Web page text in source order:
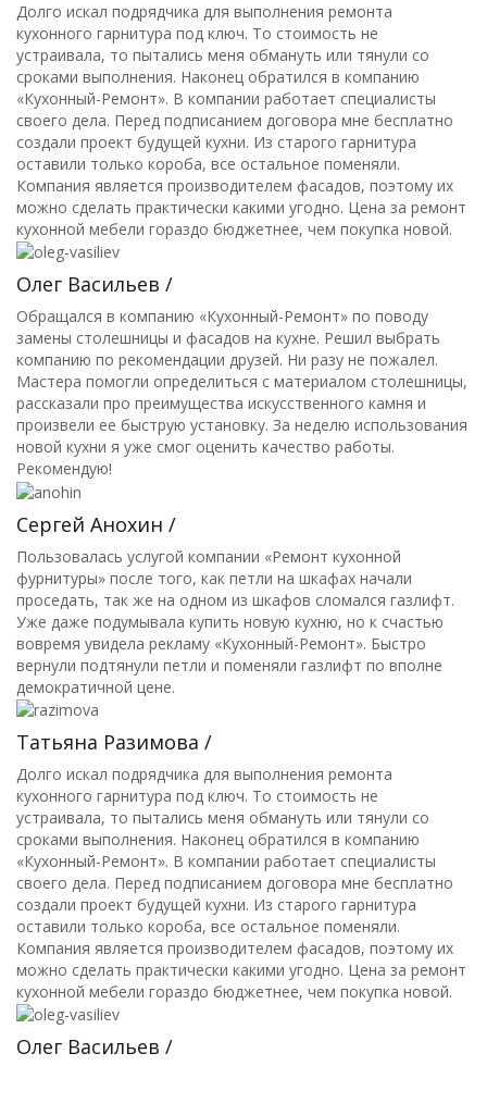
Долго искал подрядчика для выполнения ремонта
кухонного гарнитура под ключ. То стоимость не
устраивала, то пытались меня обмануть или тянули со
сроками выполнения. Наконец обратился в компанию
«Кухонный-Ремонт». В компании работает специалисты
своего дела. Перед подписанием договора мне бесплатно
создали проект будущей кухни. Из старого гарнитура
оставили только короба, все остальное поменяли.
Компания является производителем фасадов, поэтому их
можно сделать практически какими угодно. Цена за ремонт
кухонной мебели гораздо бюджетнее, чем покупка новой.
Олег Васильев /
Обращался в компанию «Кухонный-Ремонт» по поводу
замены столешницы и фасадов на кухне. Решил выбрать
компанию по рекомендации друзей. Ни разу не пожалел.
Мастера помогли определиться с материалом столешницы,
рассказали про преимущества искусственного камня и
произвели ее быструю установку. За неделю использования
новой кухни я уже смог оценить качество работы.
Рекомендую!
Сергей Анохин /
Пользовалась услугой компании «Ремонт кухонной
фурнитуры» после того, как петли на шкафах начали
проседать, так же на одном из шкафов сломался газлифт.
Уже даже подумывала купить новую кухню, но к счастью
вовремя увидела рекламу «Кухонный-Ремонт». Быстро
вернули подтянули петли и поменяли газлифт по вполне
демократичной цене.
Татьяна Разимова /
Долго искал подрядчика для выполнения ремонта
кухонного гарнитура под ключ. То стоимость не
устраивала, то пытались меня обмануть или тянули со
сроками выполнения. Наконец обратился в компанию
«Кухонный-Ремонт». В компании работает специалисты
своего дела. Перед подписанием договора мне бесплатно
создали проект будущей кухни. Из старого гарнитура
оставили только короба, все остальное поменяли.
Компания является производителем фасадов, поэтому их
можно сделать практически какими угодно. Цена за ремонт
кухонной мебели гораздо бюджетнее, чем покупка новой.
Олег Васильев /